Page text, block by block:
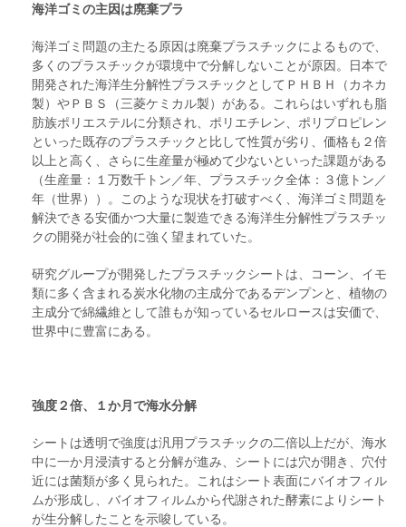
海洋ゴミの主因は廃棄プラ
海洋ゴミ問題の主たる原因は廃棄プラスチックによるもので、
多くのプラスチックが環境中で分解しないことが原因。日本で
開発された海洋生分解性プラスチックとしてＰＨＢＨ（カネカ
製）やＰＢＳ（三菱ケミカル製）がある。これらはいずれも脂
肪族ポリエステルに分類され、ポリエチレン、ポリプロピレン
といった既存のプラスチックと比して性質が劣り、価格も２倍
以上と高く、さらに生産量が極めて少ないといった課題がある
（生産量：１万数千トン／年、プラスチック全体：３億トン／
年（世界））。このような現状を打破すべく、海洋ゴミ問題を
解決できる安価かつ大量に製造できる海洋生分解性プラスチッ
クの開発が社会的に強く望まれていた。
研究グループが開発したプラスチックシートは、コーン、イモ
類に多く含まれる炭水化物の主成分であるデンプンと、植物の
主成分で綿繊維として誰もが知っているセルロースは安価で、
世界中に豊富にある。
強度２倍、１か月で海水分解
シートは透明で強度は汎用プラスチックの二倍以上だが、海水
中に一か月浸漬すると分解が進み、シートには穴が開き、穴付
近には菌類が多く見られた。これはシート表面にバイオフィル
ムが形成し、バイオフィルムから代謝された酵素によりシート
が生分解したことを示唆している。